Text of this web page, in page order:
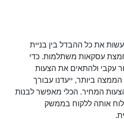
את כל ההבדל בין בניית
עסקאות משתלמות. כדי
עקבי ולהתאים את הצעות
ביותר, ייעדנו עבורך
המחיר. הכלי מאפשר לבנות
אותה ללקוח בממשק